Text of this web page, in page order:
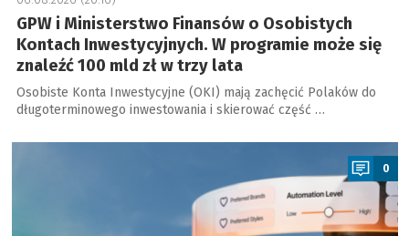
GPW i Ministerstwo Finansów o Osobistych
Kontach Inwestycyjnych. W programie może się
znaleźć 100 mld zł w trzy lata
Osobiste Konta Inwestycyjne (OKI) mają zachęcić Polaków do
długoterminowego inwestowania i skierować część …
a
0